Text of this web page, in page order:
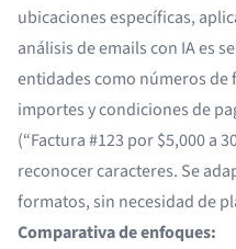
ubicaciones específicas,
análisis de emails con IA es
entidades como números de
importes y condiciones de
(“Factura #123 por $5,000 a
reconocer caracteres. Se
formatos, sin necesidad de
Comparativa de enfoques: